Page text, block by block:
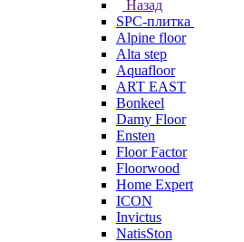
Назад
SPC-плитка
Alpine floor
Alta step
Aquafloor
ART EAST
Bonkeel
Damy Floor
Ensten
Floor Factor
Floorwood
Home Expert
ICON
Invictus
NatisSton